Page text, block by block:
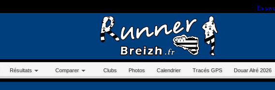
En
Résultats Comparer Clubs Photos Calendrier Tracés GPS Douar Alré 2026